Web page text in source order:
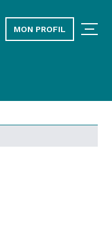
MON PROFIL